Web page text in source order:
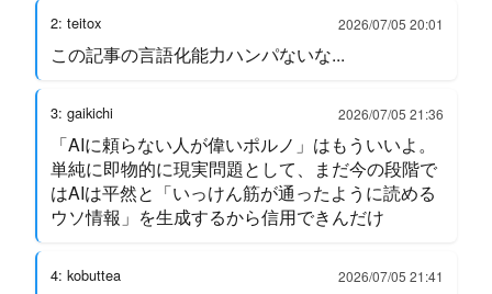
2: teitox 2026/07/05 20:01
この記事の言語化能力ハンパないな...
3: gaikichi 2026/07/05 21:36
「AIに頼らない人が偉いポルノ」はもういいよ。
単純に即物的に現実問題として、まだ今の段階で
はAIは平然と「いっけん筋が通ったように読める
ウソ情報」を生成するから信用できんだけ
4: kobuttea 2026/07/05 21:41